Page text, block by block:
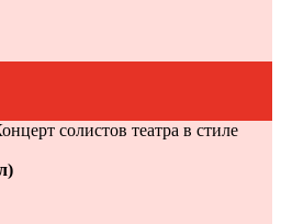
солистов театра в стиле